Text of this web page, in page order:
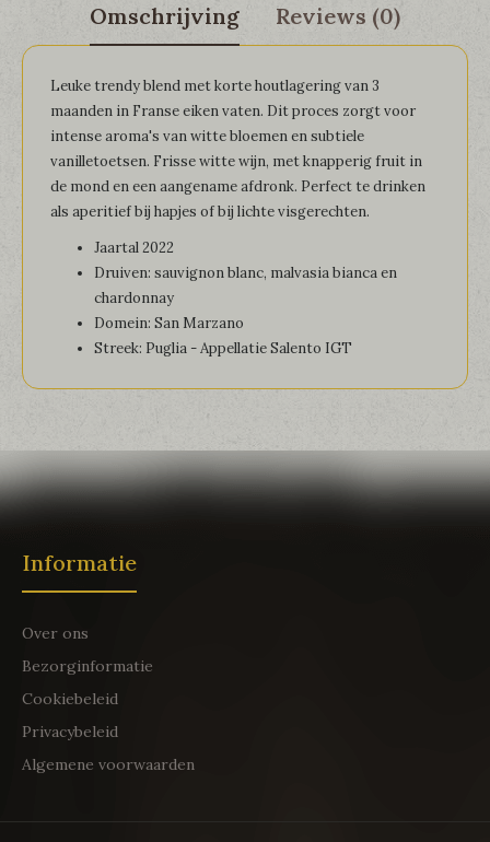
Omschrijving Reviews (0)
Leuke trendy blend met korte houtlagering van 3
maanden in Franse eiken vaten. Dit proces zorgt voor
intense aroma's van witte bloemen en subtiele
vanilletoetsen. Frisse witte wijn, met knapperig fruit in
de mond en een aangename afdronk. Perfect te drinken
als aperitief bij hapjes of bij lichte visgerechten.
Jaartal 2022
Druiven: sauvignon blanc, malvasia bianca en
chardonnay
Domein: San Marzano
Streek: Puglia - Appellatie Salento IGT
Informatie
Over ons
Bezorginformatie
Cookiebeleid
Privacybeleid
Algemene voorwaarden